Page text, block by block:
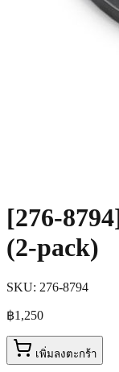
[276-
(2-pack)
SKU: 276-8794
฿1,250
เพิ่มลงตะกร้า